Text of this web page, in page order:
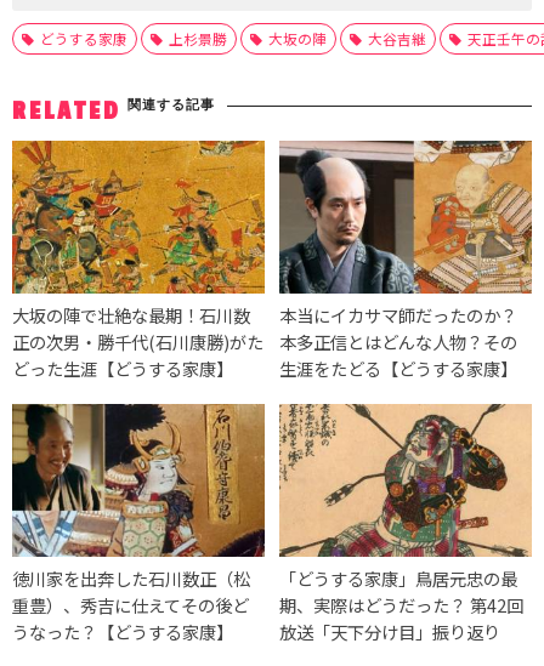
どうする家康 上杉景勝 大坂の陣 大谷吉継 天正壬午の
RELATED 関連する記事
大坂の陣で壮絶な最期！石川数
正の次男・勝千代(石川康勝)がた
どった生涯【どうする家康】
本当にイカサマ師だったのか？
本多正信とはどんな人物？その
生涯をたどる【どうする家康】
徳川家を出奔した石川数正（松
重豊）、秀吉に仕えてその後ど
うなった？【どうする家康】
「どうする家康」鳥居元忠の最
期、実際はどうだった？ 第42回
放送「天下分け目」振り返り